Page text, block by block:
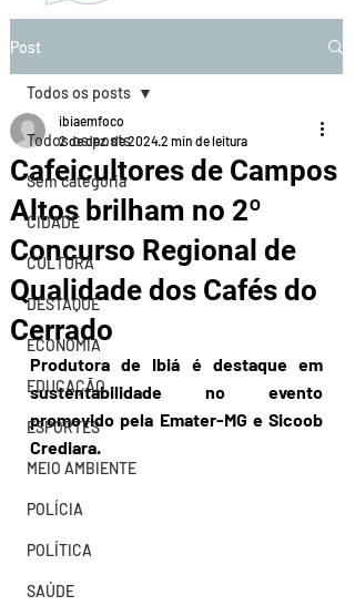
Post
Todos os posts
Sem categoria
CIDADE
CULTURA
DESTAQUE
ECONOMIA
EDUCAÇÃO
ESPORTES
MEIO AMBIENTE
POLÍCIA
POLÍTICA
SAÚDE
Todos os posts
Cafeicultores de Campos
Altos brilham no 2º
Concurso Regional de
Qualidade dos Cafés do
Cerrado
ibiaemfoco
2 de dez. de 20242 min de leitura
Produtora de Ibiá é destaque em
sustentabilidade no evento
promovido pela Emater-MG e Sicoob
Crediara.